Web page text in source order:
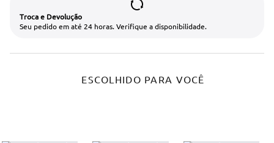
Troca e Devolução
Seu pedido em até 24 horas. Verifique a disponibilidade.
ESCOLHIDO PARA VOCÊ